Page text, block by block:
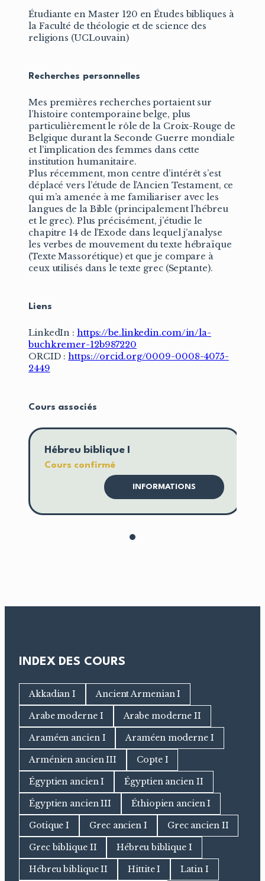
Étudiante en Master 120 en Études bibliques à
la Faculté de théologie et de science des
religions (UCLouvain)
Recherches personnelles
Mes premières recherches portaient sur
l’histoire contemporaine belge, plus
particulièrement le rôle de la Croix-Rouge de
Belgique durant la Seconde Guerre mondiale
et l’implication des femmes dans cette
institution humanitaire.
Plus récemment, mon centre d’intérêt s’est
déplacé vers l’étude de l’Ancien Testament, ce
qui m’a amenée à me familiariser avec les
langues de la Bible (principalement l’hébreu
et le grec). Plus précisément, j’étudie le
chapitre 14 de l’Exode dans lequel j’analyse
les verbes de mouvement du texte hébraïque
(Texte Massorétique) et que je compare à
ceux utilisés dans le texte grec (Septante).
Liens
LinkedIn : https://be.linkedin.com/in/la-
buchkremer-12b987220
ORCID :https://orcid.org/0009-0008-4075-
2449
Cours associés
Hébreu biblique I
Cours confirmé
INFORMATIONS
INDEX DES COURS
Akkadian I Ancient Armenian I
Arabe moderne I Arabe moderne II
Araméen ancien I Araméen moderne I
Arménien ancien III Copte I
Égyptien ancien I Égyptien ancien II
Égyptien ancien III Éthiopien ancien I
Gotique I Grec ancien I Grec ancien II
Grec biblique II Hébreu biblique I
Hébreu biblique II Hittite I Latin I